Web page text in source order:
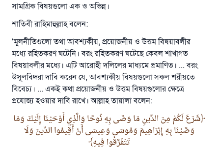
সামগ্রিক বিষয়গুলো এক ও অভিন্ন।
শাতিবী রাহিমাহুল্লাহ বলেন:
‘মূলনীতিগুলো তথা আবশ্যকীয়, প্রয়োজনীয় ও উত্তম বিষয়াবলীর
মধ্যে রহিতকরণ ঘটেনি। বরং রহিতকরণ ঘটেছে কেবল শাখাগত
বিষয়াবলীর মধ্যে। এটি আরোহী দলিলের মাধ্যমে প্রমাণিত। ... বরং
উসূলবিদরা দাবি করেন যে, আবশ্যকীয় বিষয়গুলো সকল শরীয়তে
বিবেচ্য। ... একই কথা প্রয়োজনীয় ও উত্তম বিষয়গুলোর ক্ষেত্রে
প্রযোজ্য হওয়ার দাবি রাখে। আল্লাহ তায়ালা বলেন:
شَرَعَ لَكُمْ مِنَ الدِّينِ مَا وَصَّى بِهِ نُوحًا وَالَّذِي أَوْحَيْنَا إِلَيْكَ وَمَا
وَصَّيْنَا بِهِ إِبْرَاهِيمَ وَمُوسَى وَعِيسَى أَنْ أَقِيمُوا الدِّينَ وَلَا
تَتَفَرَّقُوا فِيهِ